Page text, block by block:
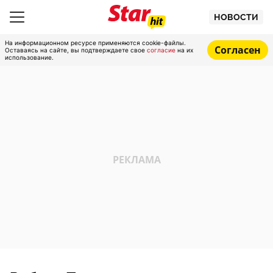
НОВОСТИ
На информационном ресурсе применяются cookie-файлы.
Оставаясь на сайте, вы подтверждаете свое согласие на их
использование.
Согласен